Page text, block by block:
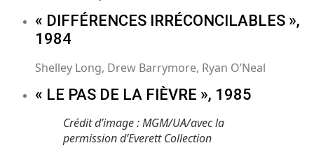
« DIFFÉRENCES IRRÉCONCILABLES »,
1984
Shelley Long, Drew Barrymore, Ryan O’Neal
« LE PAS DE LA FIÈVRE », 1985
Crédit d’image : MGM/UA/avec la
permission d’Everett Collection